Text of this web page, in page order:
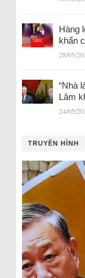
Hàng
khẩn
28/05/
“Nhà
Lâm
24/05/
TRUYỀN HÌNH